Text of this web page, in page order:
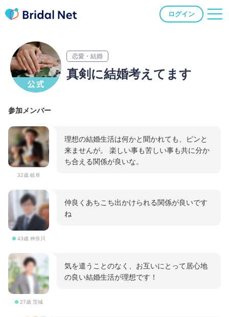
ログイン
恋愛・結婚
真剣に結婚考えてます
参加メンバー
32歳 岐阜
理想の結婚生活は何かと聞かれても、ピンと
来ませんが。 楽しい事も苦しい事も共に分か
ち合える関係が良いな。
43歳 神奈川
仲良くあちこち出かけられる関係が良いです
ね
27歳 茨城
気を遣うことのなく、お互いにとって居心地
の良い結婚生活が理想です！